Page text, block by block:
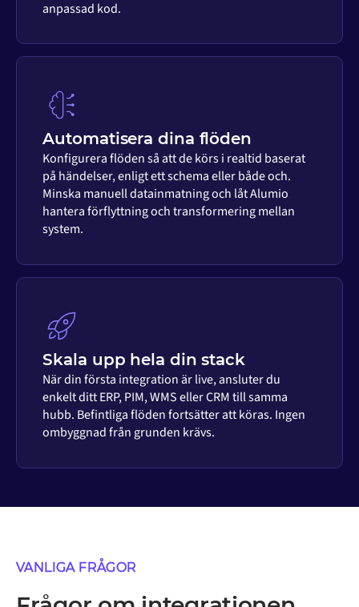
anpassad kod.
Automatisera dina flöden
Konfigurera flöden så att de körs i realtid baserat
på händelser, enligt ett schema eller både och.
Minska manuell datainmatning och låt Alumio
hantera förflyttning och transformering mellan
system.
Skala upp hela din stack
När din första integration är live, ansluter du
enkelt ditt ERP, PIM, WMS eller CRM till samma
hubb. Befintliga flöden fortsätter att köras. Ingen
ombyggnad från grunden krävs.
VANLIGA FRÅGOR